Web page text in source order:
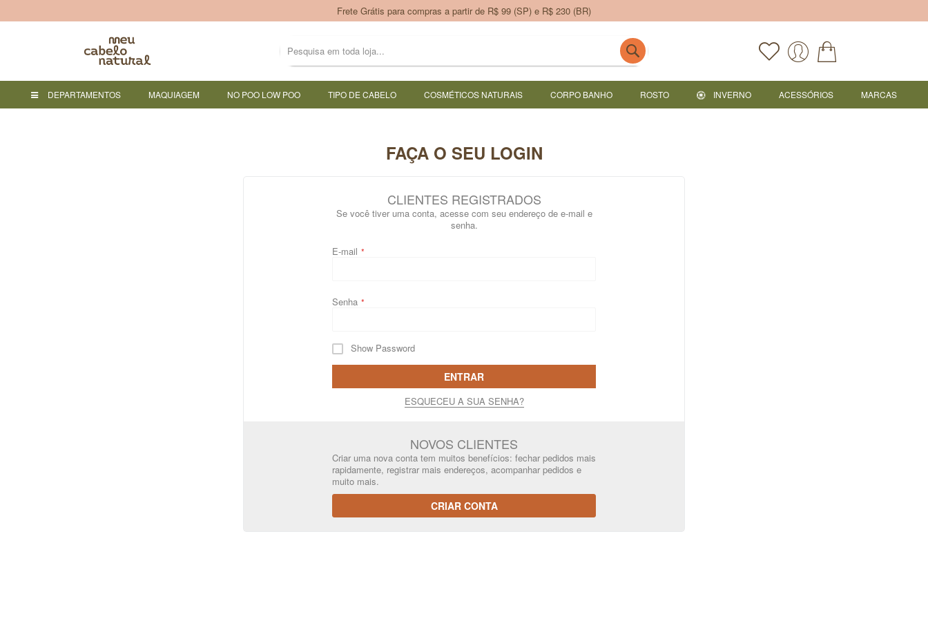
Frete Grátis para compras a partir de R$ 99 (SP) e R$ 230 (BR)
DEPARTAMENTOS MAQUIAGEM NO POO LOW POO TIPO DE CABELO COSMÉTICOS NATURAIS CORPO BANHO ROSTO INVERNO ACESSÓRIOS MARCAS
FAÇA O SEU LOGIN
CLIENTES REGISTRADOS
Se você tiver uma conta, acesse com seu endereço de e-mail e
senha.
E-mail
Senha
Show Password
ENTRAR
ESQUECEU A SUA SENHA?
NOVOS CLIENTES
Criar uma nova conta tem muitos benefícios: fechar pedidos mais
rapidamente, registrar mais endereços, acompanhar pedidos e
muito mais.
CRIAR CONTA